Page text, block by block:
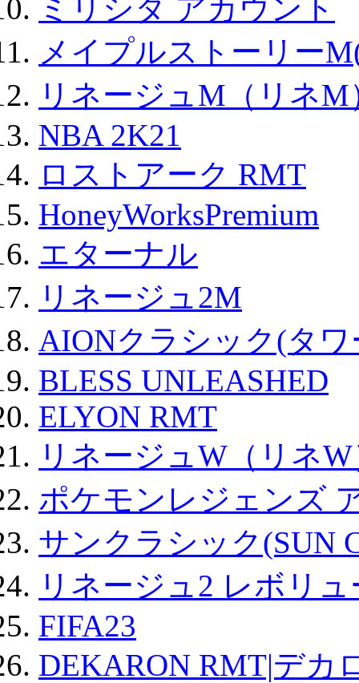
ミリシタ アカウント
メイプルストーリー
リネージュM（リネM
NBA 2K21
ロストアーク RMT
HoneyWorksPremium
エターナル
リネージュ2M
AIONクラシック(タ
BLESS UNLEASHED
ELYON RMT
リネージュW（リネ
ポケモンレジェンズ
サンクラシック(SUN
リネージュ2 レボリ
FIFA23
DEKARON RMT|デカ